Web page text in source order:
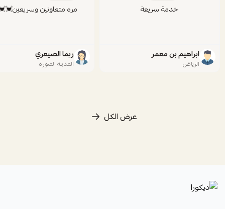
خدمة سريعة
ابراهيم بن معمر
الرياض
مره متعاونين
ريما الصيعري
المدينة المنورة
عرض الكل